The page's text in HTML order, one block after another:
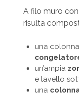
A filo muro
risulta
una
un’ampia
e lavello
una